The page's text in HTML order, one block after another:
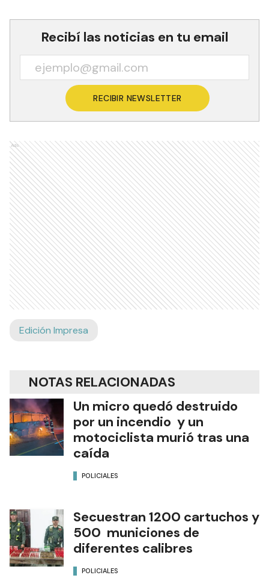
Guadalupe, donde dieron cumplimiento a la
requisa domiciliaria, procediendo al secuestro de
dispositivo secuestrado, un paquete de papel
engomado, una Notebook, tarjetas de memoria,
lector de tarjeta y restos de cocaína, siendo
todo puesto a disposición del Juzgado
fuera de circulación las dosis de éxtasis
mencionadas, estupefacientes de alto nivel
nocivo y elevada peligrosidad para los
ciudadanos.
Recibí las noticias en tu email
RECIBIR NEWSLETTER
Edición Impresa
NOTAS RELACIONADAS